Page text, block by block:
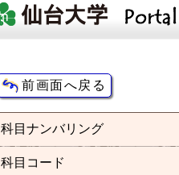
科目ナンバリング
科目コード